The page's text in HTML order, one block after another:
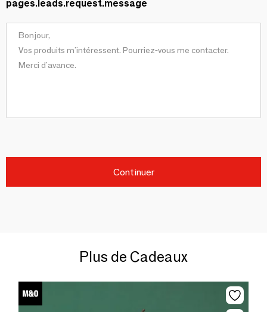
pages.leads.request.message
Continuer
Plus de Cadeaux